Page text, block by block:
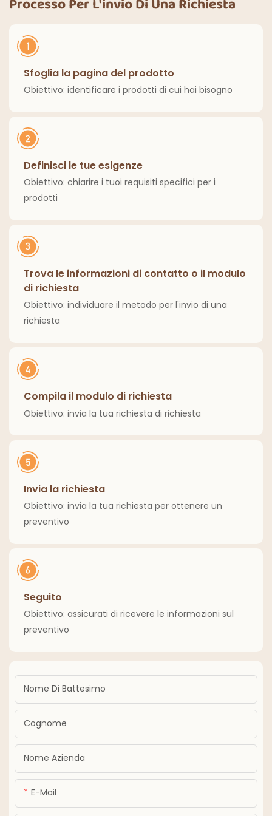
per la casa
classiche per interni
Sfoglia la pagina del prodotto
Obiettivo: identificare i prodotti di cui hai bisogno
Definisci le tue esigenze
Obiettivo: chiarire i tuoi requisiti specifici per i
prodotti
Trova le informazioni di contatto o il modulo
di richiesta
Obiettivo: individuare il metodo per l'invio di una
richiesta
Compila il modulo di richiesta
Obiettivo: invia la tua richiesta di richiesta
Invia la richiesta
Obiettivo: invia la tua richiesta per ottenere un
preventivo
Seguito
Obiettivo: assicurati di ricevere le informazioni sul
preventivo
Nome Di Battesimo
Cognome
Nome Azienda
E-Mail